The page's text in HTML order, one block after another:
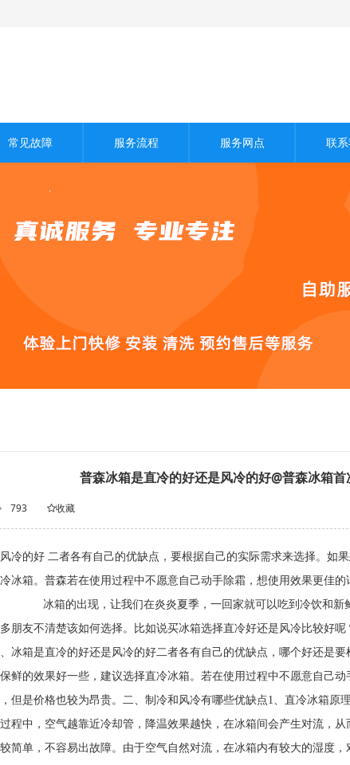
常见故障 服务流程 服务网点 联
普森冰箱是直冷的好还是风冷的好@普森冰箱
793 收藏
冷的好 二者各有自己的优缺点，要根据自己的实际需求来选择。如
冰箱。普森若在使用过程中不愿意自己动手除霜，想使用效果更佳
出现，让我们在炎炎夏季，一回家就可以吃到冷饮和新鲜的
朋友不清楚该如何选择。比如说买冰箱选择直冷好还是风冷比较好
冰箱是直冷的好还是风冷的好二者各有自己的优缺点，哪个好还是
鲜的效果好一些，建议选择直冷冰箱。若在使用过程中不愿意自己
但是价格也较为昂贵。二、制冷和风冷有哪些优缺点1、直冷冰箱原
程中，空气越靠近冷却管，降温效果越快，在冰箱间会产生对流，
简单，不容易出故障。由于空气自然对流，在冰箱内有较大的湿度